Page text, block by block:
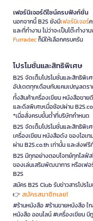
เฟอร์นิเจอร์ดีไซน์ครบฟังก์ชั่น
นอกจากนี้ B2S ยังมีเฟอร์นิเจอร์
และที่ทำงาน ไม่ว่าจะเป็นโต๊ะทำง
Furradecก็มีให้เลือกครบครัน
โปรโมชั่นและสิทธิพิเศษ
B2S จัดเต็มโปรโมชั่นและสิทธิพิ
อัปเดตทุกเดือนกับแคมเปญลดรา
ทั้งสินค้าเครื่องเขียน หนังสือขา
และดีลพิเศษเมื่อช้อปผ่าน
*เมื่อสั่งครบขั้นต่ำที่บริษัทกำหนด
B2S จัดเต็มโปรโมชั่นและสิทธิพิ
เครื่องเขียน หนังสือดัง ของไอ
ผ่าน B2S.co.th เท่านั้น และส่งฟ
B2S มีทุกอย่างตอบโจทย์ทุกไลฟ์
ของเล่นเสริมพัฒนาการ หรือเฟ
B2S
สมัคร B2S Club รับข่าวสารโปร
👉 สมัครสมาชิกเลย!
#ร้านหนังสือ #ร้านขายหนังสือ ใ
หนังสือ ออนไลน์ #เครื่องเขียน บี